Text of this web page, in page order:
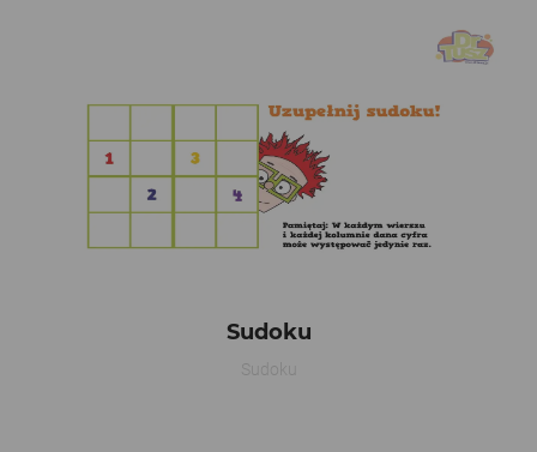
Sudoku
Sudoku